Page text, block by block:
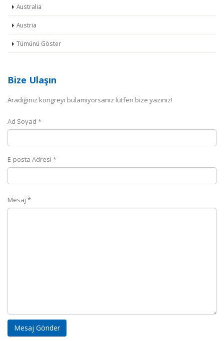
Australia
Austria
Tümünü Göster
Bize Ulaşın
Aradığınız kongreyi bulamıyorsanız lütfen bize yazınız!
Ad Soyad *
E-posta Adresi *
Mesaj *